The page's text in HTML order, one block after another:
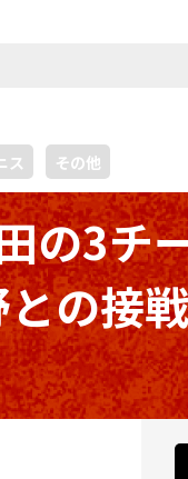
ス その他
の3チ
の接